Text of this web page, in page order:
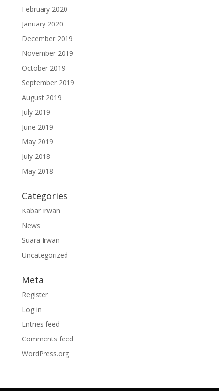
February 2020
January 2020
December 2019
November 2019
October 2019
September 2019
August 2019
July 2019
June 2019
May 2019
July 2018
May 2018
Categories
Kabar Irwan
News
Suara Irwan
Uncategorized
Meta
Register
Log in
Entries feed
Comments feed
WordPress.org